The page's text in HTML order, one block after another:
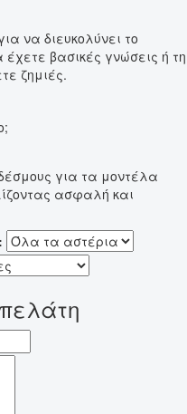
να διευκολύνει το
βασικές γνώσεις ή τη
ζημιές.
για τα μοντέλα
ασφαλή και